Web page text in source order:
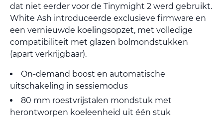
dat niet eerder voor de Tinymight 2 werd gebruikt.
White Ash introduceerde exclusieve firmware en
een vernieuwde koelingsopzet, met volledige
compatibiliteit met glazen bolmondstukken
(apart verkrijgbaar).
On-demand boost en automatische
uitschakeling in sessiemodus
80 mm roestvrijstalen mondstuk met
herontworpen koeleenheid uit één stuk